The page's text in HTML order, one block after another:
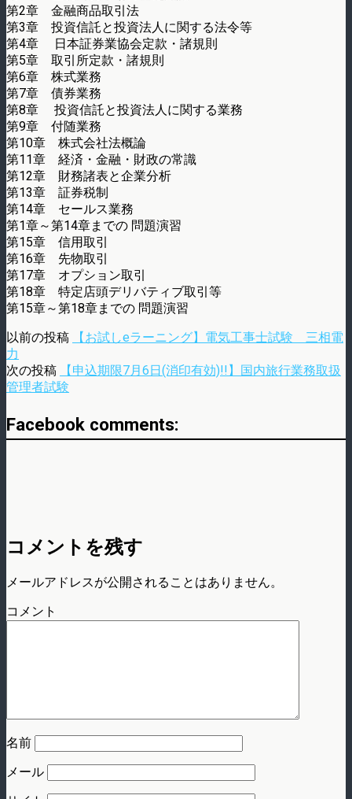
第2章 金融商品取引法
第3章 投資信託と投資法人に関する法令等
第4章 日本証券業協会定款・諸規則
第5章 取引所定款・諸規則
第6章 株式業務
第7章 債券業務
第8章 投資信託と投資法人に関する業務
第9章 付随業務
第10章 株式会社法概論
第11章 経済・金融・財政の常識
第12章 財務諸表と企業分析
第13章 証券税制
第14章 セールス業務
第1章～第14章までの 問題演習
第15章 信用取引
第16章 先物取引
第17章 オプション取引
第18章 特定店頭デリバティブ取引等
第15章～第18章までの 問題演習
以前の投稿
【お試しeラーニング】電気工事士試験 三相電
力
次の投稿
【申込期限7月6日(消印有効)!!】国内旅行業務取扱
管理者試験
Facebook comments:
コメントを残す
メールアドレスが公開されることはありません。
コメント
名前
メール